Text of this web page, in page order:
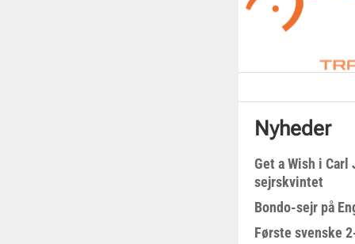
Nyheder
Get a Wish i Carl
sejrskvintet
Bondo-sejr på
Første svenske